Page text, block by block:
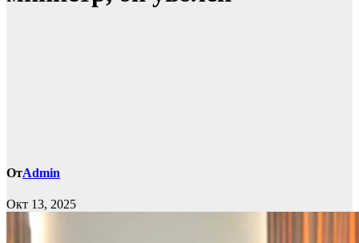
ОтAdmin
Окт 13, 2025